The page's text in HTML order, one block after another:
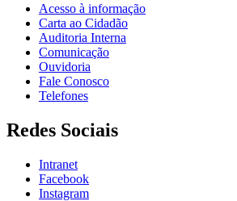
Acesso à informação
Carta ao Cidadão
Auditoria Interna
Comunicação
Ouvidoria
Fale Conosco
Telefones
Redes Sociais
Intranet
Facebook
Instagram